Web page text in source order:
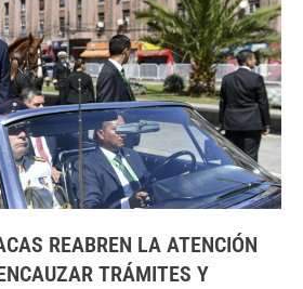
REABREN LA ATENCIÓN
TRÁMITES Y